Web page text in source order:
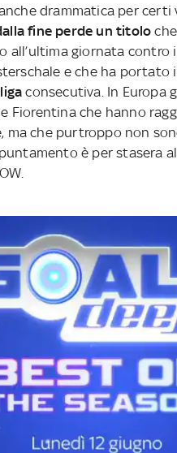
drammatica per certi
fine perde un titolo
all’ultima giornata contro
e che ha portato
consecutiva. In Europa
Fiorentina che hanno
ma che purtroppo non
è per stasera